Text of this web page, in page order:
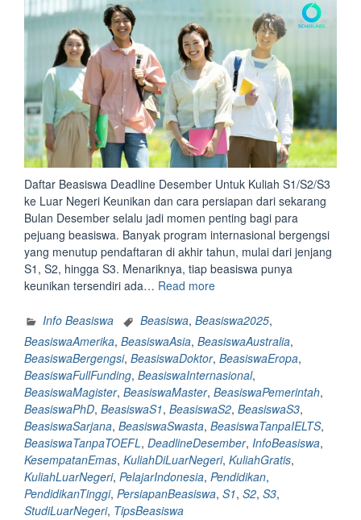
Malaysia
Berbagai
Negara”
Daftar Beasiswa Deadline Desember Untuk Kuliah S1/S2/S3
ke Luar Negeri Keunikan dan cara persiapan dari sekarang
Bulan Desember selalu jadi momen penting bagi para
pejuang beasiswa. Banyak program internasional bergengsi
yang menutup pendaftaran di akhir tahun, mulai dari jenjang
S1, S2, hingga S3. Menariknya, tiap beasiswa punya
keunikan tersendiri ada… Read more“Daftar
Deadline
Desember
Untuk
Kuliah
S1/S2/S3
ke
Luar
Negeri”
Info Beasiswa Beasiswa, Beasiswa2025,
BeasiswaAmerika, BeasiswaAsia, BeasiswaAustralia,
BeasiswaBergengsi, BeasiswaDoktor, BeasiswaEropa,
BeasiswaFullFunding, BeasiswaInternasional,
BeasiswaMagister, BeasiswaMaster, BeasiswaPemerintah,
BeasiswaPhD, BeasiswaS1, BeasiswaS2, BeasiswaS3,
BeasiswaSarjana, BeasiswaSwasta, BeasiswaTanpaIELTS,
BeasiswaTanpaTOEFL, DeadlineDesember, InfoBeasiswa,
KesempatanEmas, KuliahDiLuarNegeri, KuliahGratis,
KuliahLuarNegeri, PelajarIndonesia, Pendidikan,
PendidikanTinggi, PersiapanBeasiswa, S1, S2, S3,
StudiLuarNegeri, TipsBeasiswa